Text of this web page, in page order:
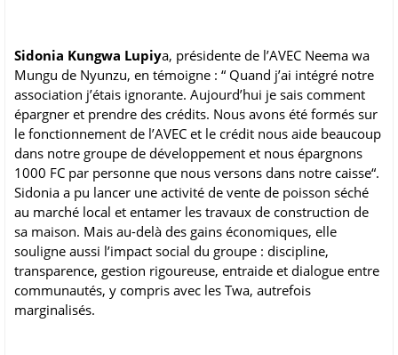
Sidonia Kungwa Lupiya, présidente de l’AVEC Neema wa
Mungu de Nyunzu, en témoigne : “ Quand j’ai intégré notre
association j’étais ignorante. Aujourd’hui je sais comment
épargner et prendre des crédits. Nous avons été formés sur
le fonctionnement de l’AVEC et le crédit nous aide beaucoup
dans notre groupe de développement et nous épargnons
1000 FC par personne que nous versons dans notre caisse“.
Sidonia a pu lancer une activité de vente de poisson séché
au marché local et entamer les travaux de construction de
sa maison. Mais au-delà des gains économiques, elle
souligne aussi l’impact social du groupe : discipline,
transparence, gestion rigoureuse, entraide et dialogue entre
communautés, y compris avec les Twa, autrefois
marginalisés.